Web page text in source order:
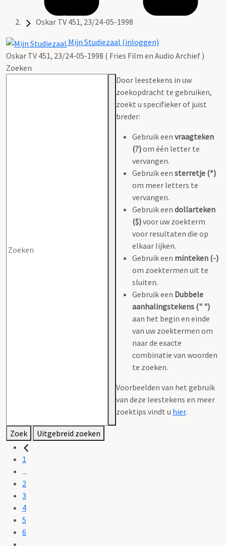
Oskar TV 451, 23/24-05-1998
Mijn Studiezaal (inloggen)
Oskar TV 451, 23/24-05-1998 ( Fries Film en Audio Archief )
Zoeken
Door leestekens in uw
zoekopdracht te gebruiken,
zoekt u specifieker of juist
breder:
Gebruik een vraagteken
(?)om één letter te
vervangen.
Gebruik een sterretje (*)
om meer letters te
vervangen.
Gebruik een dollarteken
($)voor uw zoekterm
voor resultaten die op
elkaar lijken.
Gebruik een minteken (-)
om zoektermen uit te
sluiten.
Gebruik een Dubbele
aanhalingstekens (" ")
aan het begin en einde
van uw zoektermen om
naar de exacte
combinatie van woorden
te zoeken.
Voorbeelden van het gebruik
van deze leestekens en meer
zoektips vindt u hier.
Zoek Uitgebreid zoeken
1
...
2
3
4
5
6
...